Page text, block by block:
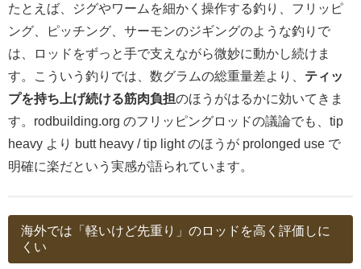
たとえば、ジグやワームを細かく操作する釣り、フリッピ
ング、ピッチング、サーモンのジギングのような釣りで
は、ロッドをずっと手で支えながら微妙に動かし続けま
す。こういう釣りでは、数グラムの総重量差より、 ティッ
プを持ち上げ続ける筋肉負担のほうがはるかに効いてきま
す。rodbuilding.org のフリッピングロッドの議論でも、tip
heavy より butt heavy / tip light のほうが prolonged use で
明確に楽だという実感が語られています。
海外では「軽いけど先重り」のロッドを高く評価しに
くい